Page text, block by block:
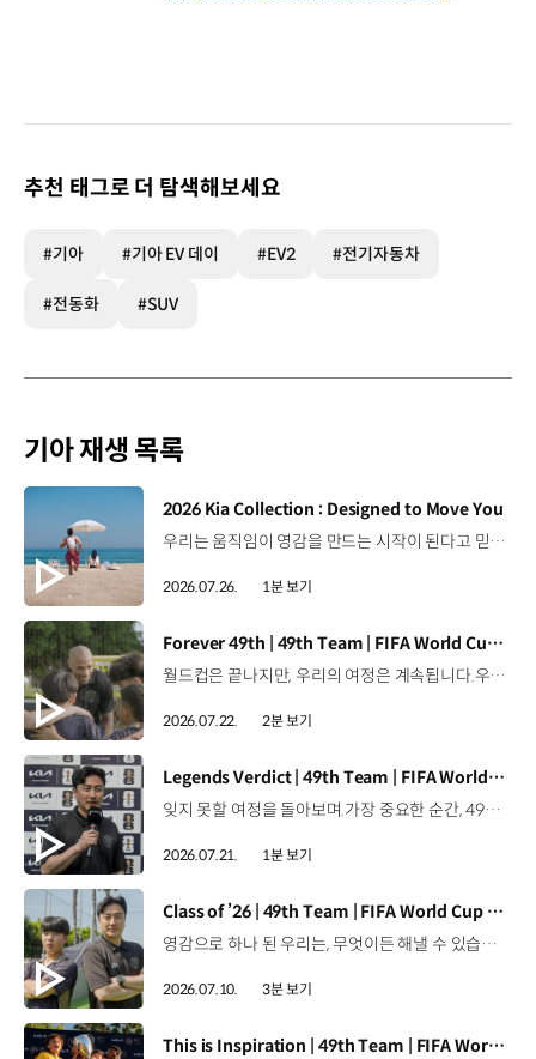
추천 태그로 더 탐색해보세요
#기아 #기아 EV 데이 #EV2 #전기자동차
#전동화 #SUV
기아 재생 목록
[동영상]
2026 Kia Collection : Designed to Move You
우리는 움직임이 영감을 만드는 시작이 된다고 믿습니다. 기아만의 Movement로 당신의 일상에 영감을 더해줄 2026 Kia Collection을 만나보세요. Designed to move you. Kia Collection 자세히 보기 ▶ #Kia #기아 #KiaCollection #기아컬렉션 #Designedtomoveyou #lifestyle
2026.07.26. 1분 보기
[동영상]
Forever 49th | 49th Team | FIFA World Cup 2026™
월드컵은 끝나지만, 우리의 여정은 계속됩니다.우리는 영원한 49번째 팀입니다. 자세히 보기 ▶ #Kia #InspirationConnectsUsAll #49thTeam #OMBC #FIFAWorldCup2026 유튜브 쇼츠 보기 >
2026.07.22. 2분 보기
[동영상]
Legends Verdict | 49th Team | FIFA World Cup 2026™
잊지 못할 여정을 돌아보며.가장 중요한 순간, 49번째 팀이 공을 건네며 완벽하게 임무를 해낸 그 순간을 함께 돌아봅니다. 자세히 보기 ▶ #Kia #InspirationConnectsUsAll #49thTeam #OMBC #FIFAWorldCup2026 유튜브 쇼츠 보기 >
2026.07.21. 1분 보기
[동영상]
Class of ’26 | 49th Team | FIFA World Cup 2026™
영감으로 하나 된 우리는, 무엇이든 해낼 수 있습니다.세계 곳곳에서 모인 2026년의 주인공들이 FIFA 월드컵™ 오피셜 매치볼 캐리어로 꿈의 무대에 섰습니다. 자세히 보기 ▶ #Kia #InspirationConnectsUsAll #49thTeam #OMBC #FIFAWorldCup2026 유튜브 쇼츠 보기 >
2026.07.10. 3분 보기
[동영상]
This is Inspiration | 49th Team | FIFA World Cup 2026™